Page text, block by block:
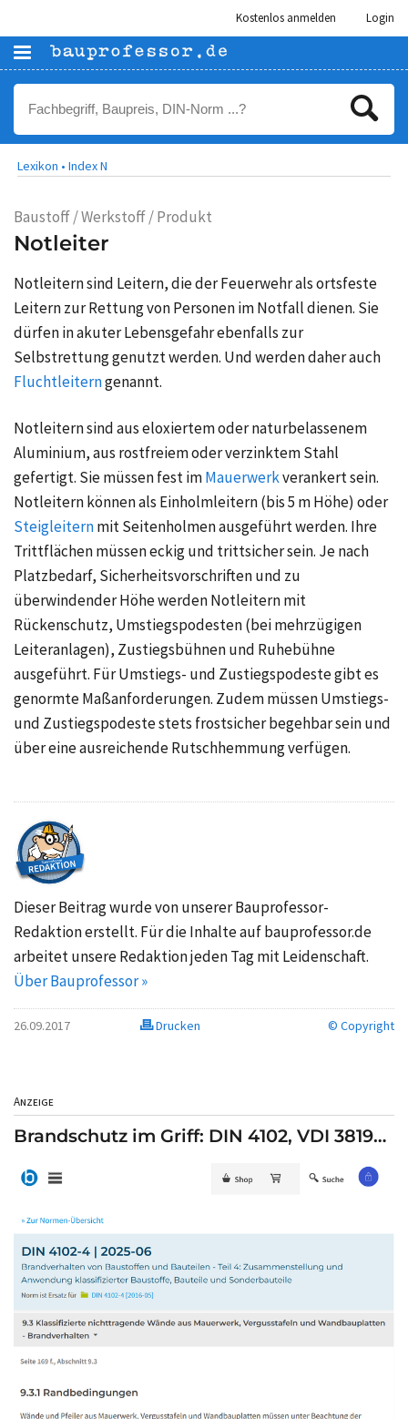
Kostenlos anmelden Login
Lexikon • Index N
Baustoff / Werkstoff / Produkt
Notleiter
Notleitern sind Leitern, die der Feuerwehr als ortsfeste
Leitern zur Rettung von Personen im Notfall dienen. Sie
dürfen in akuter Lebensgefahr ebenfalls zur
Selbstrettung genutzt werden. Und werden daher auch
Fluchtleiterngenannt.
Notleitern sind aus eloxiertem oder naturbelassenem
Aluminium, aus rostfreiem oder verzinktem Stahl
gefertigt. Sie müssen fest imMauerwerkverankert sein.
Notleitern können als Einholmleitern (bis 5 m Höhe) oder
Steigleiternmit Seitenholmen ausgeführt werden. Ihre
Trittflächen müssen eckig und trittsicher sein. Je nach
Platzbedarf, Sicherheitsvorschriften und zu
überwindender Höhe werden Notleitern mit
Rückenschutz, Umstiegspodesten (bei mehrzügigen
Leiteranlagen), Zustiegsbühnen und Ruhebühne
ausgeführt. Für Umstiegs- und Zustiegspodeste gibt es
genormte Maßanforderungen. Zudem müssen Umstiegs-
und Zustiegspodeste stets frostsicher begehbar sein und
über eine ausreichende Rutschhemmung verfügen.
Dieser Beitrag wurde von unserer Bauprofessor-
Redaktion erstellt. Für die Inhalte auf bauprofessor.de
arbeitet unsere Redaktion jeden Tag mit Leidenschaft.
Über Bauprofessor »
26.09.2017 Drucken © Copyright
Anzeige
Brandschutz im Griff: DIN 4102, VDI 3819…